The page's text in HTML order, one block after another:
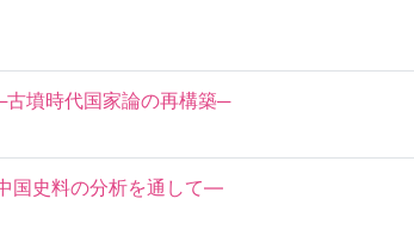
墳時代国家論の再構築─
国史料の分析を通して―